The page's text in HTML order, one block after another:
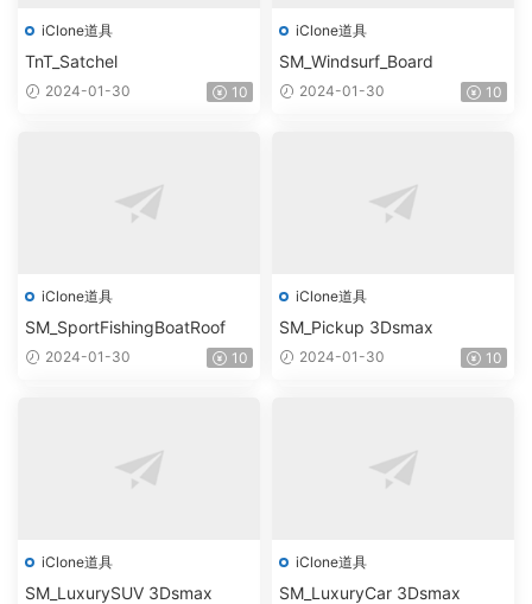
iClone道具
TnT_Satchel
2024-01-30 10
iClone道具
SM_Windsurf_Board
2024-01-30 10
iClone道具
SM_SportFishingBoatRoof
2024-01-30 10
iClone道具
SM_Pickup 3Dsmax
2024-01-30 10
iClone道具
SM_LuxurySUV 3Dsmax
iClone道具
SM_LuxuryCar 3Dsmax